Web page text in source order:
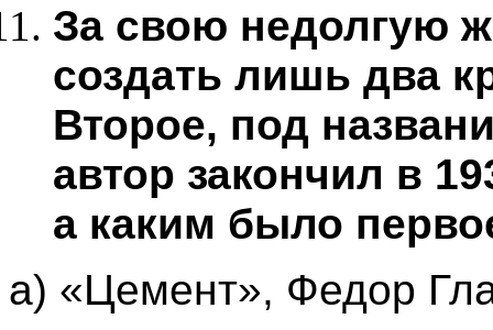
За свою недолгую
создать лишь два
Второе, под
автор закончил в
а каким было
а) «Цемент», Федор